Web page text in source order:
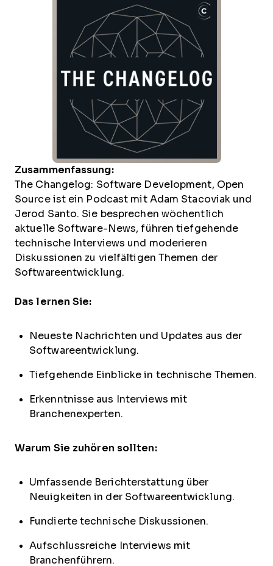
Zusammenfassung:
The Changelog: Software Development, Open
Source ist ein Podcast mit Adam Stacoviak und
Jerod Santo. Sie besprechen wöchentlich
aktuelle Software-News, führen tiefgehende
technische Interviews und moderieren
Diskussionen zu vielfältigen Themen der
Softwareentwicklung.
Das lernen Sie:
Neueste Nachrichten und Updates aus der
Softwareentwicklung.
Tiefgehende Einblicke in technische Themen.
Erkenntnisse aus Interviews mit
Branchenexperten.
Warum Sie zuhören sollten:
Umfassende Berichterstattung über
Neuigkeiten in der Softwareentwicklung.
Fundierte technische Diskussionen.
Aufschlussreiche Interviews mit
Branchenführern.